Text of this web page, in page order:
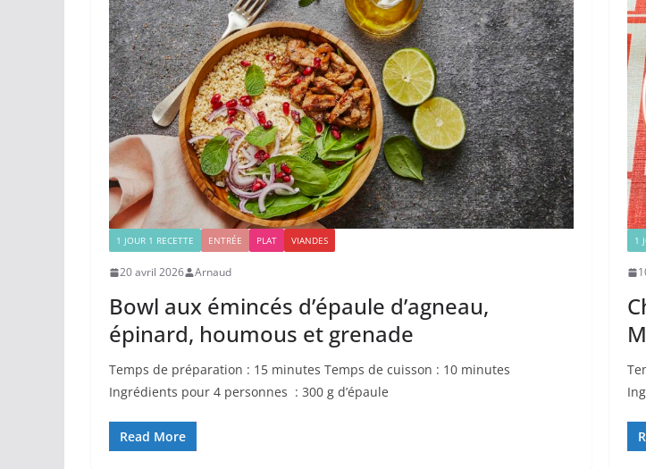
1 JOUR 1 RECETTE ENTRÉE PLAT VIANDES
20 avril 2026 Arnaud
Bowl aux émincés d’épaule d’agneau,
épinard, houmous et grenade
Temps de préparation : 15 minutes Temps de cuisson : 10 minutes
Ingrédients pour 4 personnes : 300 g d’épaule
Read More
1